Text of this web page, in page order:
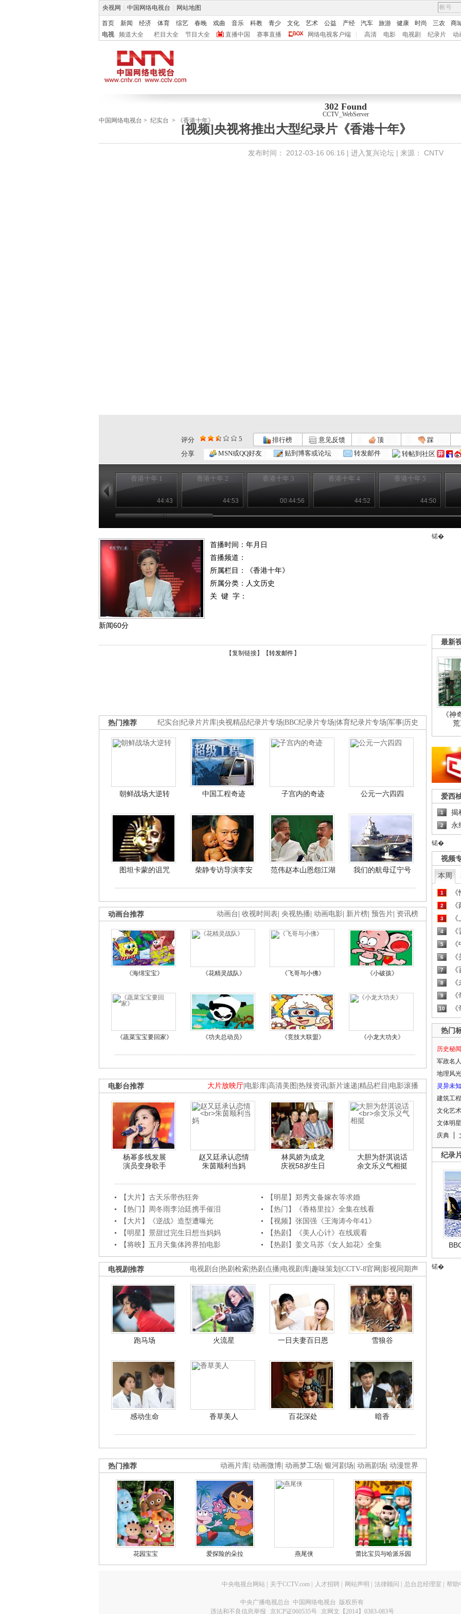
央视网 中国网络电视台 网站地图
首页 新闻 经济 体育 综艺 春晚 戏曲 音乐 科教 青少 文化 艺术 公益 产经 汽车 旅游 健康 时尚 三农
商
电视
频道大全 栏目大全 节目大全 直播中国 赛事直播 网络电视客户端 高清 电影 电视剧 纪录片 动
302 Found
CCTV_WebServer
中国网络电视台 > 纪实台 > 《香港十年》
[视频]央视将推出大型纪录片《香港十年》
发布时间： 2012-03-16 06:16 | 进入复兴论坛 | 来源： CNTV
评分 5 排行榜 意见反馈 顶
踩
分享
MSN或QQ好友 贴到博客或论坛 转发邮件 转帖到社区
香港十年 1
44:43
香港十年 2
44:53
香港十年 3
00:44:56
香港十年 4
44:52
香港十年 5
44:50
首播时间：年月日
首播频道：
所属栏目：
《香港十年》
所属分类：人文历史
关 键 字：
新闻60分
【复制链接】【转发邮件 】
纪实台 纪录片片库 央视精品纪录片专场 BBC纪录片专场 体育纪录片专场 军事 历史
热门推荐
朝鲜战场大逆转 中国工程奇迹 子宫内的奇迹 公元一六四四
图坦卡蒙的诅咒 柴静专访导演李安 范伟赵本山恩怨江湖 我们的航母辽宁号
动画台 收视时间表 央视热播 动画电影 新片榜 预告片 资讯榜
动画台推荐
《海绵宝宝》 《花精灵战队》 《飞哥与小佛》 《小破孩》
《蔬菜宝宝要回家》 《功夫总动员》 《竞技大联盟》 《小龙大功夫》
大片放映厅 电影库 高清美图 热辣资讯 新片速递 精品栏目 电影滚播
电影台推荐
杨幂多线发展
演员变身歌手
赵又廷承认恋情
朱茵顺利当妈
林凤娇为成龙
庆祝58岁生日
大胆为舒淇说话
余文乐义气相挺
【大片】古天乐带伤狂奔
【明星】郑秀文备嫁衣等求婚
【热门】周冬雨李治廷携手催泪
【热门】《香格里拉》全集在线看
【大片】《逆战》造型遭曝光
【视频】张国强《王海涛今年41》
【明星】景甜过完生日想当妈妈
【热剧】《美人心计》在线观看
【将映】五月天集体跨界拍电影
【热剧】姜文马苏《女人如花》全集
电视剧台 热剧检索 热剧点播 电视剧库 趣味策划 CCTV-8官网 影视同期声
电视剧推荐
跑马场 火流星 一日夫妻百日恩 雪狼谷
感动生命 香草美人 百花深处 暗香
动画片库 动画微博 动画梦工场 银河剧场 动画剧场 动漫世界
热门推荐
花园宝宝 爱探险的朵拉 燕尾侠 蕾比宝贝与哈派乐园
锘�
最新
《神
爱西
1 揭
2 永
锘�
视频
本周
1
2
3
4
5
6
7
8
9
10
热门
历史秘闻
军政名人
地理风光
灵异未知
建筑工程
文化艺术
文体明星
庆典
纪录
锘�
中央电视台网站 关于CCTV.com 人才招聘 网站声明 法律顾问 总台总经理室 帮助
中央广播电视总台 中国网络电视台 版权所有
违法和不良信息举报
京ICP证060535号 京网文【2014】0383-083号